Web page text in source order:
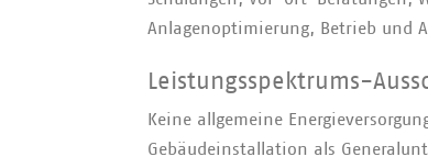
Anlagenoptimierung, Betrieb und
Leistungsspektrums-
Keine allgemeine
Gebäudeinstallation als